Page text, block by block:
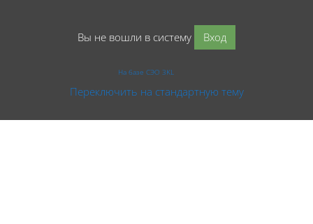
Вы не вошли в систему Вход
На базе СЭО 3KL
Переключить на стандартную тему